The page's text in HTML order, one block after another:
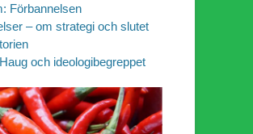
Förbannelsen
– om strategi och slutet
och ideologibegreppet